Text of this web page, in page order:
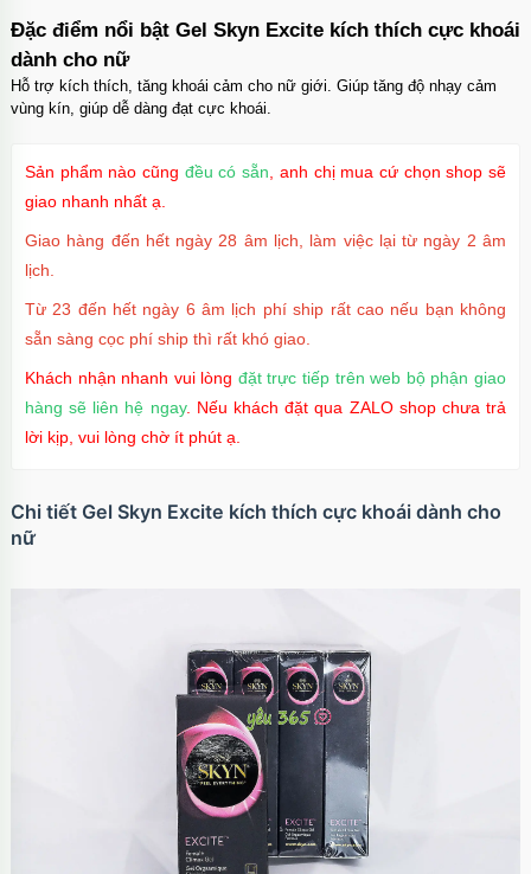
Mã
OPC17
Ốp lưng iPhone 17 Pro Max Clear Case
Magnetic trong suốt
MãOPC17MX trị giá70.000₫
suốt
trị giá
tối giản
Ốp lưng iPhone 17 TPU Space trong suốt tối
giản
Đặc điểm nổi bật Gel Skyn Excite kích thích cực khoái
dành cho nữ
Hỗ trợ kích thích, tăng khoái cảm cho nữ giới. Giúp tăng độ nhạy cảm
vùng kín, giúp dễ dàng đạt cực khoái.
Sản phẩm nào cũng đều có sẵn , anh chị mua cứ chọn shop sẽ
giao nhanh nhất ạ.
Giao hàng đến hết ngày 28 âm lịch, làm việc lại từ ngày 2 âm
lịch.
Từ 23 đến hết ngày 6 âm lịch phí ship rất cao nếu bạn không
sẵn sàng cọc phí ship thì rất khó giao.
Khách nhận nhanh vui lòng đặt trực tiếp trên web bộ phận giao
hàng sẽ liên hệ ngay. Nếu khách đặt qua ZALO shop chưa trả
lời kịp, vui lòng chờ ít phút ạ.
Chi tiết Gel Skyn Excite kích thích cực khoái dành cho
nữ